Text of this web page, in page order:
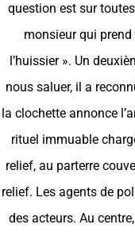
question est sur
monsieur qui prend
l’huissier ». Un
nous saluer, il a
la clochette annonce
rituel immuable
relief, au parterre
relief. Les agents de
des acteurs. Au